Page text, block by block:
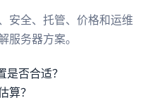
安全、托管、价格和运维
服务器方案。
否合适？
算？